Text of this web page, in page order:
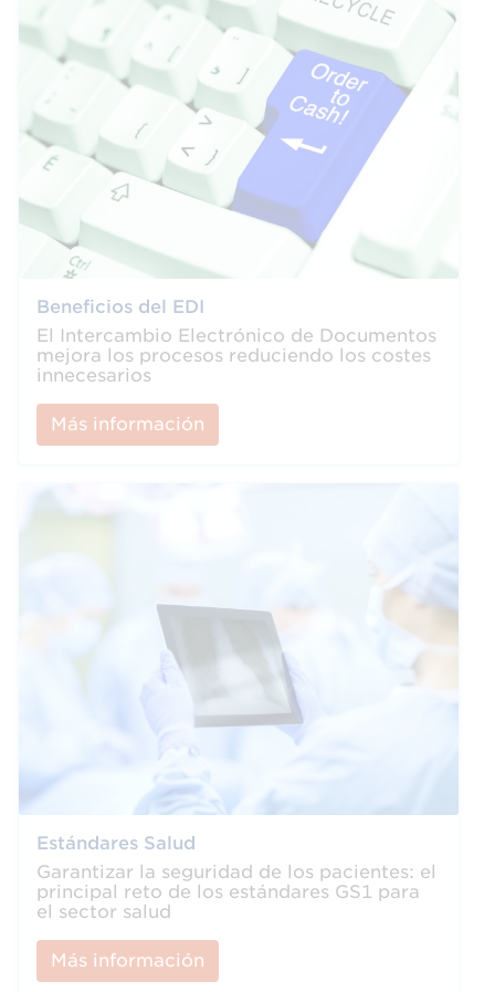
Beneficios del EDI
El Intercambio Electrónico de Documentos
mejora los procesos reduciendo los costes
innecesarios
Más información
Estándares Salud
Garantizar la seguridad de los pacientes: el
principal reto de los estándares GS1 para
el sector salud
Más información